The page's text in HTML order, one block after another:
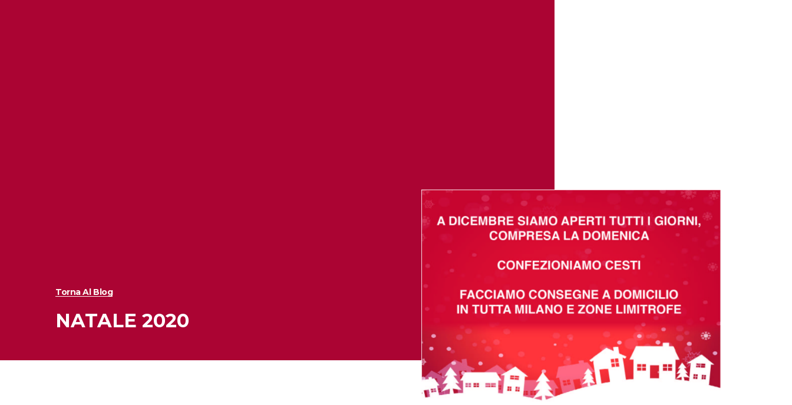
Torna Al Blog
NATALE 2020